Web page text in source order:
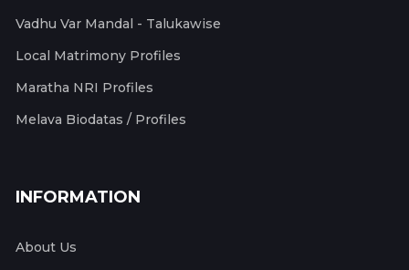
Vadhu Var Mandal - Talukawise
Local Matrimony Profiles
Maratha NRI Profiles
Melava Biodatas / Profiles
INFORMATION
About Us